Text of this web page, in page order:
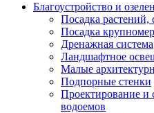
Благоустройство и
Посадка растений,
Посадка
Дренажная система
Ландшафтное
Малые
Подпорные стенки
Проектирование и
водоемов